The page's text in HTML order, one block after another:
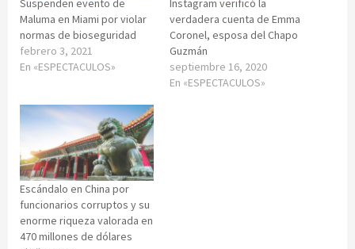
Maluma en Miami por violar
normas de bioseguridad
febrero 3, 2021
En «ESPECTACULOS»
verdadera cuenta de Emma
Coronel, esposa del Chapo
Guzmán
septiembre 16, 2020
En «ESPECTACULOS»
Escándalo en China por
funcionarios corruptos y su
enorme riqueza valorada en
470 millones de dólares